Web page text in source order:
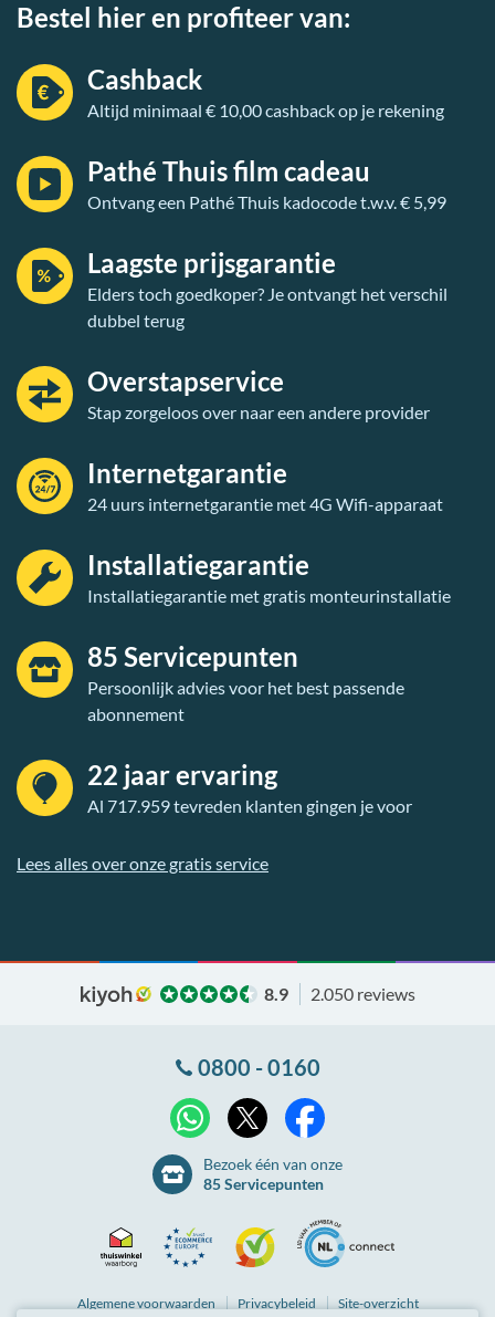
Bestel hier en profiteer van:
Cashback
Altijd minimaal € 10,00 cashback op je rekening
Pathé Thuis film cadeau
Ontvang een Pathé Thuis kadocode t.w.v. € 5,99
Laagste prijsgarantie
Elders toch goedkoper? Je ontvangt het verschil
dubbel terug
Overstapservice
Stap zorgeloos over naar een andere provider
Internetgarantie
24 uurs internetgarantie met 4G Wifi-apparaat
Installatiegarantie
Installatiegarantie met gratis monteurinstallatie
85 Servicepunten
Persoonlijk advies voor het best passende
abonnement
22 jaar ervaring
Al 717.959 tevreden klanten gingen je voor
Lees alles over onze gratis service
8.9 2.050 reviews
0800 - 0160
WhatsApp
Bezoek één van onze
85 Servicepunten
Algemenevoorwaarden Privacybeleid Site-overzicht